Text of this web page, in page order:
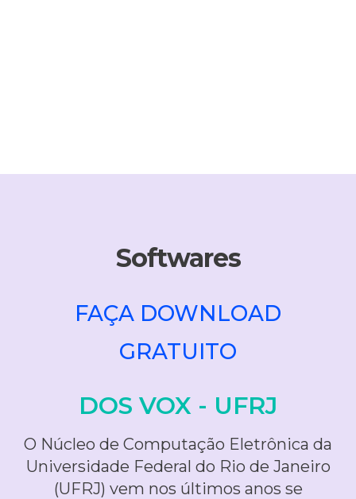
Softwares
FAÇA DOWNLOAD
GRATUITO
DOS VOX - UFRJ
O Núcleo de Computação Eletrônica da
Universidade Federal do Rio de Janeiro
(UFRJ) vem nos últimos anos se